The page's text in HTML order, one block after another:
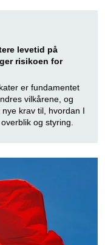
levetid på
risikoen for
er fundamentet
vilkårene, og
krav til, hvordan I
og styring.